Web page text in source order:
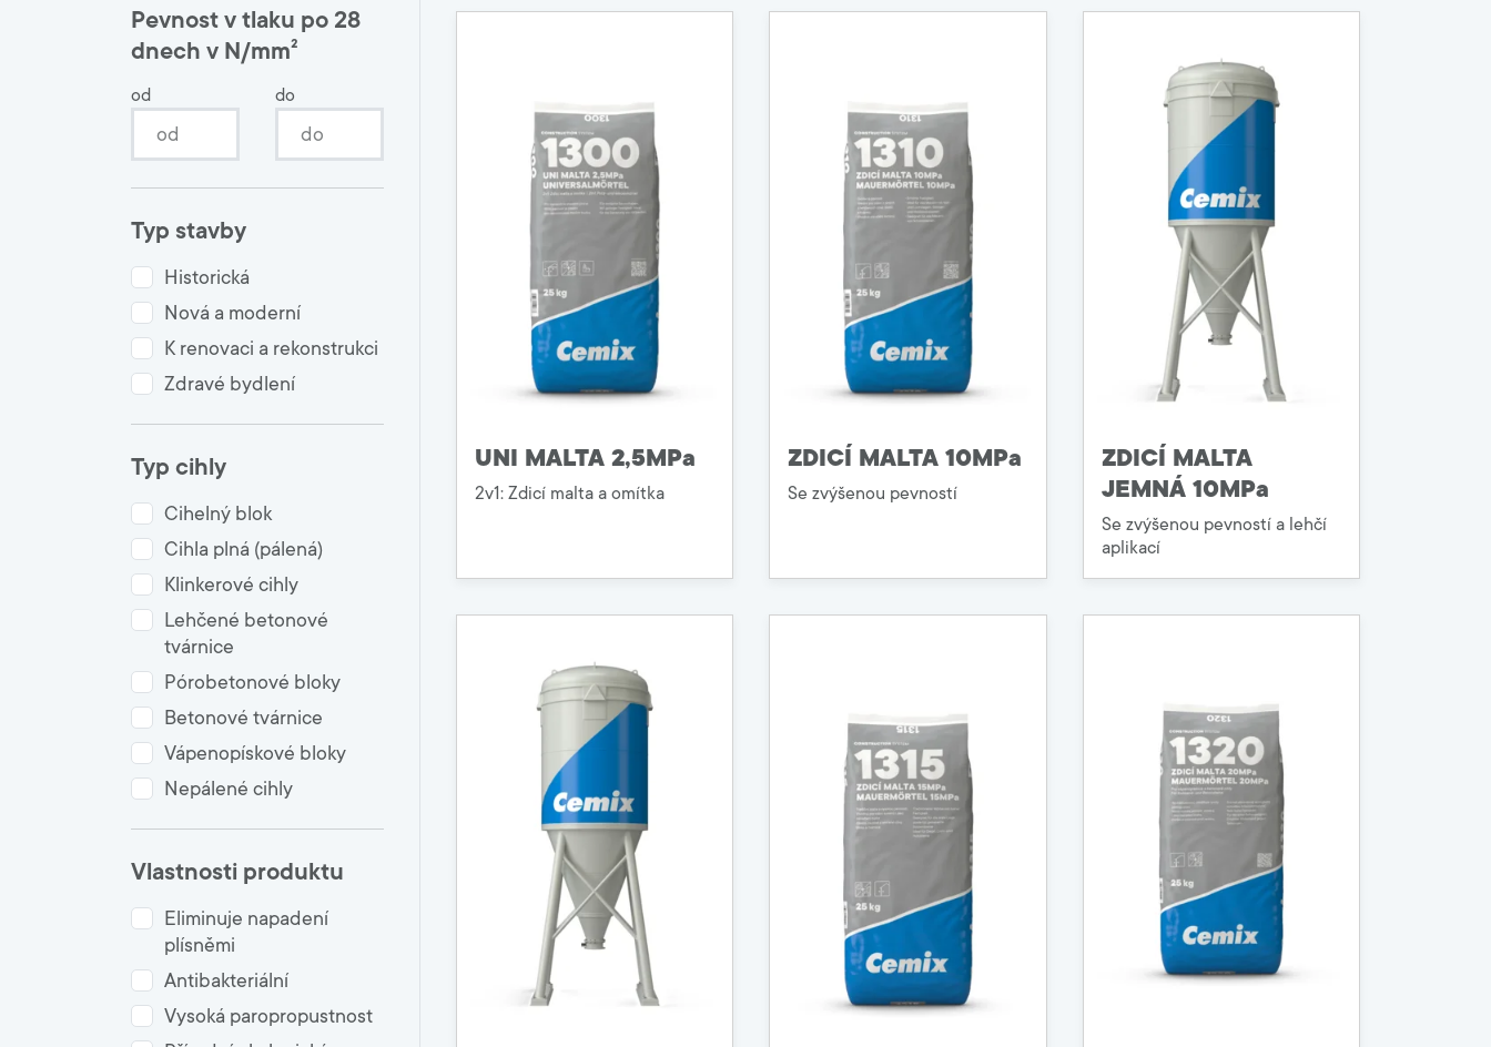
Pevnost v tlaku po 28
dnech v N/mm²
od do
Typ stavby
Historická
Nová a moderní
K renovaci a rekonstrukci
Zdravé bydlení
Typ cihly
Cihelný blok
Cihla plná (pálená)
Klinkerové cihly
Lehčené betonové
tvárnice
Pórobetonové bloky
Betonové tvárnice
Vápenopískové bloky
Nepálené cihly
Vlastnosti produktu
Eliminuje napadení
plísněmi
Antibakteriální
Vysoká paropropustnost
UNI MALTA 2,5MPa
2v1: Zdicí malta a omítka
ZDICÍ MALTA 10MPa
Se zvýšenou pevností
ZDICÍ MALTA
JEMNÁ 10MPa
Se zvýšenou pevností a lehčí
aplikací